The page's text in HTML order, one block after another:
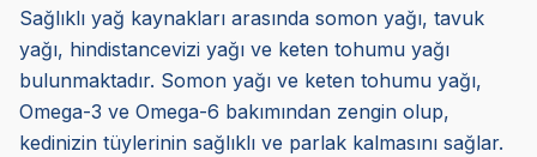
Sağlıklı yağ kaynakları arasında somon yağı, tavuk
yağı, hindistancevizi yağı ve keten tohumu yağı
bulunmaktadır. Somon yağı ve keten tohumu yağı,
Omega-3 ve Omega-6 bakımından zengin olup,
kedinizin tüylerinin sağlıklı ve parlak kalmasını sağlar.